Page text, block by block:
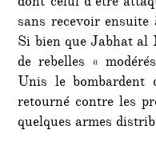
sans recevoir
Si bien que Jabhat al
de rebelles «
Unis le bombardent
retourné contre les
quelques armes